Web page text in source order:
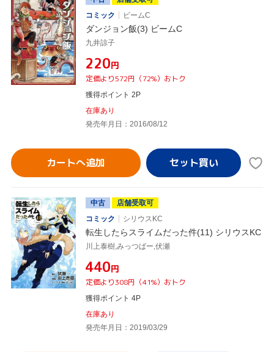
コミック
ビームC
ダンジョン飯(3) ビームC
九井諒子
¥220円
定価より572円（72%）おトク
獲得ポイント 2P
在庫あり
発売年月日：2016/08/12
カートへ追加
中古
店舗受取可
コミック
シリウスKC
転生したらスライムだった件(11) シリウスKC
川上泰樹,みっつばー,伏瀬
¥440円
定価より308円（41%）おトク
獲得ポイント 4P
在庫あり
発売年月日：2019/03/29